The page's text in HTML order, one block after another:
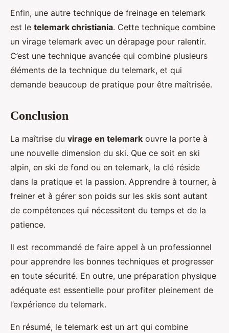
Enfin, une autre technique de freinage en telemark
est le telemark christiania. Cette technique combine
un virage telemark avec un dérapage pour ralentir.
C’est une technique avancée qui combine plusieurs
éléments de la technique du telemark, et qui
demande beaucoup de pratique pour être maîtrisée.
Conclusion
La maîtrise du virage en telemark ouvre la porte à
une nouvelle dimension du ski. Que ce soit en ski
alpin, en ski de fond ou en telemark, la clé réside
dans la pratique et la passion. Apprendre à tourner, à
freiner et à gérer son poids sur les skis sont autant
de compétences qui nécessitent du temps et de la
patience.
Il est recommandé de faire appel à un professionnel
pour apprendre les bonnes techniques et progresser
en toute sécurité. En outre, une préparation physique
adéquate est essentielle pour profiter pleinement de
l’expérience du telemark.
En résumé, le telemark est un art qui combine